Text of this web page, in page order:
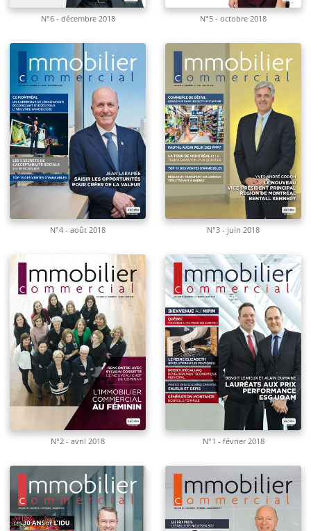
N°6 - décembre 2018 N°5 - octobre 2018
N°4 - août 2018 N°3 - juin 2018
N°2 - avril 2018 N°1 - février 2018